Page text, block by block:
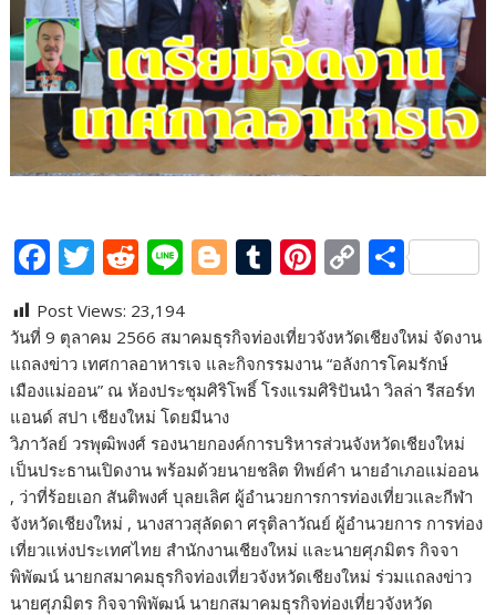
F
e
b
o
o
k
T
itt
er
R
d
di
t
Li
e
Bl
g
g
er
T
m
bl
r
Pi
er
e
st
C
p
y
Li
n
k
S
ar
e
Post Views: 23,194
วันที่ 9 ตุลาคม 2566 สมาคมธุรกิจท่องเที่ยวจังหวัดเชียงใหม่ จัดงาน
แถลงข่าว เทศกาลอาหารเจ และกิจกรรมงาน “อลังการโคมรักษ์
เมืองแม่ออน” ณ ห้องประชุมศิริโพธิ์ โรงแรมศิริปันนำ วิลล่า รีสอร์ท
แอนด์ สปา เชียงใหม่ โดยมีนาง
วิภาวัลย์ วรพุฒิพงศ์ รองนายกองค์การบริหารส่วนจังหวัดเชียงใหม่
เป็นประธานเปิดงาน พร้อมด้วยนายชลิต ทิพย์คำ นายอำเภอแม่ออน
, ว่าที่ร้อยเอก สันติพงศ์ บุลยเลิศ ผู้อำนวยการการท่องเที่ยวและกีฬา
จังหวัดเชียงใหม่ , นางสาวสุลัดดา ศรุติลาวัณย์ ผู้อำนวยการ การท่อง
เที่ยวแห่งประเทศไทย สำนักงานเชียงใหม่ และนายศุภมิตร กิจจา
พิพัฒน์ นายกสมาคมธุรกิจท่องเที่ยวจังหวัดเชียงใหม่ ร่วมแถลงข่าว
นายศุภมิตร กิจจาพิพัฒน์ นายกสมาคมธุรกิจท่องเที่ยวจังหวัด